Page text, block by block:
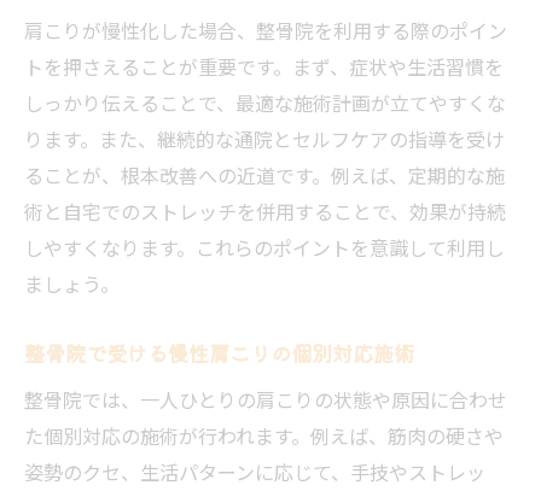
肩こりが慢性化した場合、整骨院を利用する際のポイン
トを押さえることが重要です。まず、症状や生活習慣を
しっかり伝えることで、最適な施術計画が立てやすくな
ります。また、継続的な通院とセルフケアの指導を受け
ることが、根本改善への近道です。例えば、定期的な施
術と自宅でのストレッチを併用することで、効果が持続
しやすくなります。これらのポイントを意識して利用し
ましょう。
整骨院で受ける慢性肩こりの個別対応施術
整骨院では、一人ひとりの肩こりの状態や原因に合わせ
た個別対応の施術が行われます。例えば、筋肉の硬さや
姿勢のクセ、生活パターンに応じて、手技やストレッ